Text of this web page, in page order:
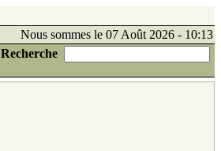
Nous sommes le 07 Août 2026 - 10:13
Recherche